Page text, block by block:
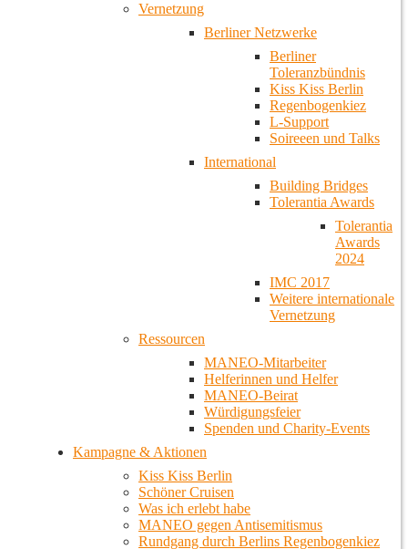
Vernetzung
Berliner Netzwerke
Berliner
Toleranzbündnis
Kiss Kiss Berlin
Regenbogenkiez
L-Support
Soireeen und Talks
International
Building Bridges
Tolerantia Awards
Tolerantia
Awards
2024
IMC 2017
Weitere internationale
Vernetzung
Ressourcen
MANEO-Mitarbeiter
Helferinnen und Helfer
MANEO-Beirat
Würdigungsfeier
Spenden und Charity-Events
Kampagne & Aktionen
Kiss Kiss Berlin
Schöner Cruisen
Was ich erlebt habe
MANEO gegen Antisemitismus
Rundgang durch Berlins Regenbogenkiez